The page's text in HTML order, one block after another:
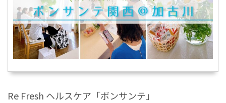
Re Fresh ヘルスケア「ボンサンテ」